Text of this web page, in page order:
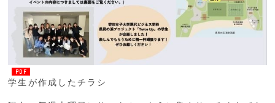
学生が作成したチラシ